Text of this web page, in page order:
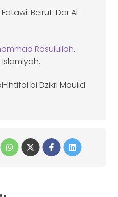
Beirut: Dar Al-
Rasulullah.
Ihtifal bi Dzikri Maulid